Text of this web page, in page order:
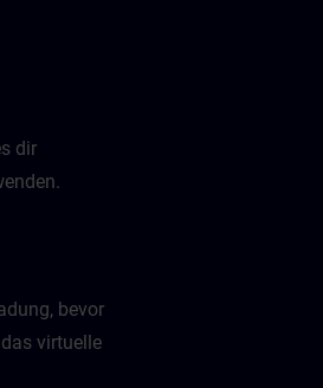
dir
bevor
virtuelle